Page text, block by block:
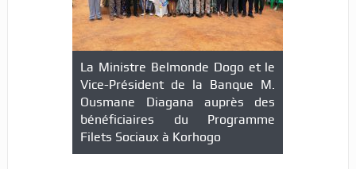
La Ministre Belmonde Dogo et le
Vice-Président de la Banque M.
Ousmane Diagana auprès des
bénéficiaires du Programme
Filets Sociaux à Korhogo